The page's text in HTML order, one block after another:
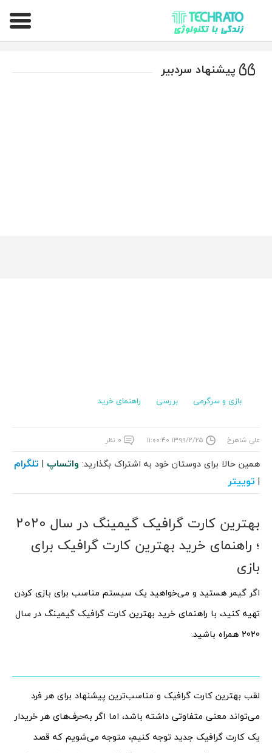
تکراتو – زندگی با تکنولوژی
پیشنهاد سردبیر
بازی و سرگرمی بررسی راهنمای خرید
علی شاهرخ ۱۳۹۹/۲/۲۵ ۱۱:۰۰:۴۰ ۰ نظر
همین حالا برای دوستان خود به اشتراک بگذارید: واتساپ | تلگرام
| توییتر
بهترین کارت گرافیک گیمینگ در سال 2020
؛ راهنمای خرید بهترین کارت گرافیک برای
بازی
اگر گیمر هستید و می‌خواهید یک سیستم مناسب برای بازی کردن
تهیه کنید، با راهنمای خرید بهترین کارت گرافیک گیمینگ در سال
2020 همراه باشید.
لقب بهترین کارت گرافیک و مناسب‌ترین پیشنهاد برای هر فرد
می‌تواند معنی متفاوتی داشته باشد، اما اگر به‌حرف‌های هر خریدار
یک کارت گرافیک جدید توجه کنیم، متوجه می‌شویم که قصد